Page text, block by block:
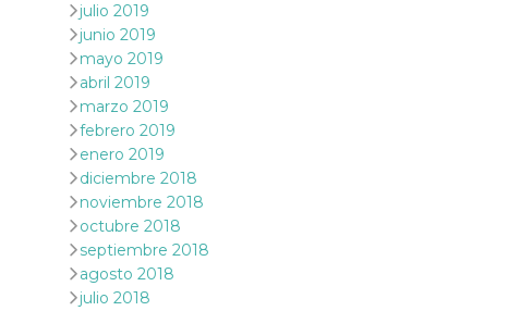
julio 2019
junio 2019
mayo 2019
abril 2019
marzo 2019
febrero 2019
enero 2019
diciembre 2018
noviembre 2018
octubre 2018
septiembre 2018
agosto 2018
julio 2018